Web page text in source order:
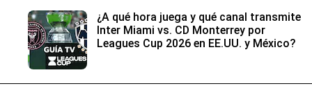
¿A qué hora juega y qué canal transmite
Inter Miami vs. CD Monterrey por
Leagues Cup 2026 en EE.UU. y México?